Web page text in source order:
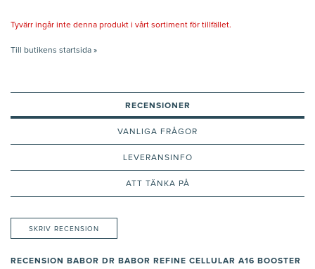
Tyvärr ingår inte denna produkt i vårt sortiment för tillfället.
Till butikens startsida »
RECENSIONER
VANLIGA FRÅGOR
LEVERANSINFO
ATT TÄNKA PÅ
SKRIV RECENSION
RECENSION BABOR DR BABOR REFINE CELLULAR A16 BOOSTER